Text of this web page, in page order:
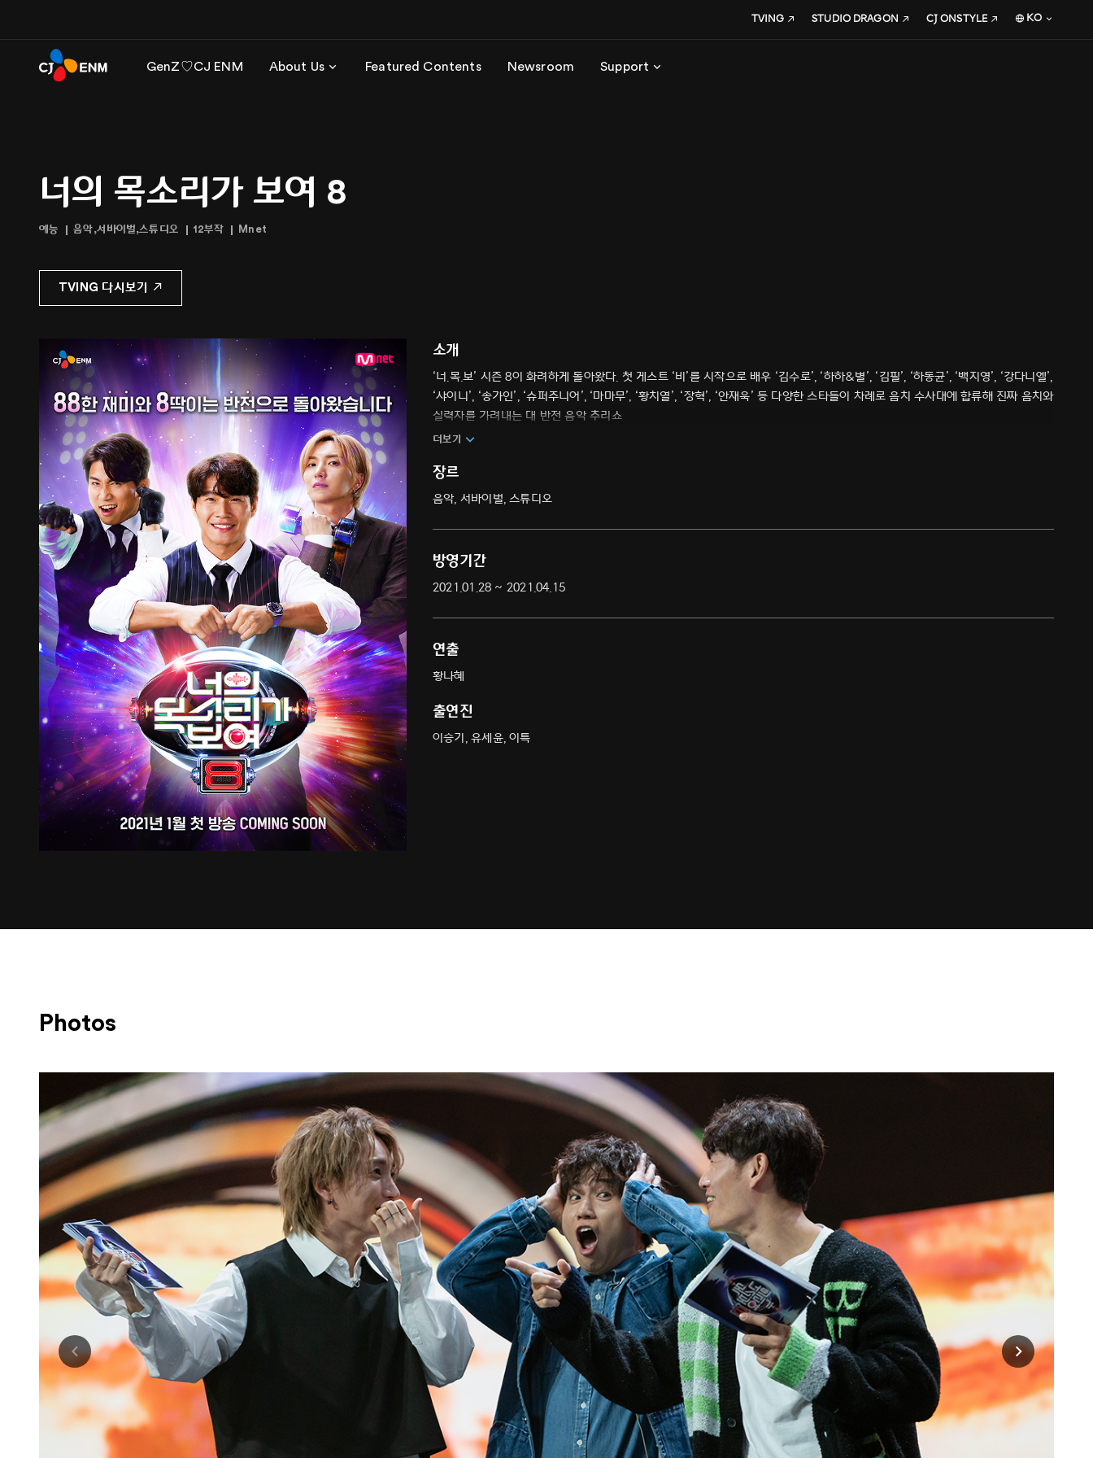
GenZ♡CJ ENM About Us Featured Contents Newsroom Support
TVING STUDIO DRAGON CJ ONSTYLE KO
너의 목소리가 보여 8
예능 음악,서바이벌,스튜디오 12부작 Mnet
TVING 다시보기
소개
‘너.목.보’ 시즌 8이 화려하게 돌아왔다. 첫 게스트 ‘비’를 시작으로 배우 ‘김수로’, ‘하하&별’, ‘김필’, ‘하동균’, ‘백지영’, ‘강다니엘’,
‘샤이니’, ‘송가인’, ‘슈퍼주니어’, ‘마마무’, ‘황치열’, ‘장혁’, ‘안재욱’ 등 다양한 스타들이 차례로 음치 수사대에 합류해 진짜 음치와
실력자를 가려내는 대 반전 음악 추리쇼
더보기
장르
음악, 서바이벌, 스튜디오
방영기간
2021.01.28 ~ 2021.04.15
연출
황나혜
출연진
이승기, 유세윤, 이특
Photos